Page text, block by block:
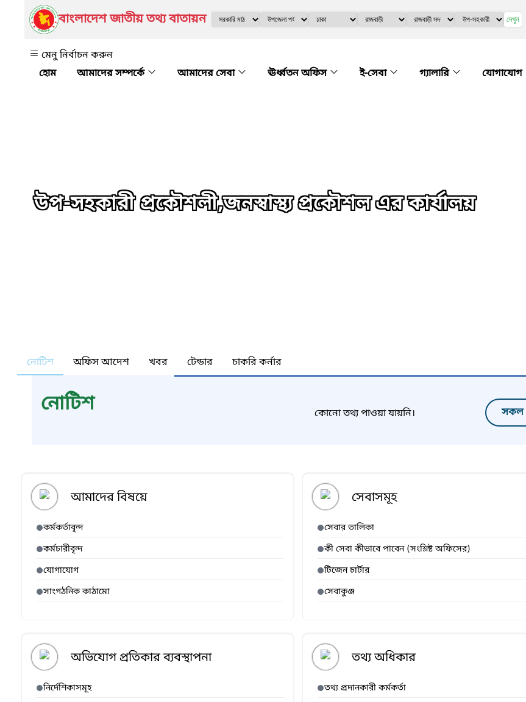
বাংলাদেশ জাতীয় তথ্য বাতায়ন দেখুন
মেনু নির্বাচন করুন
আমাদের সম্পর্কে
আমাদের সেবা ঊর্ধ্বতন অফিস ই-সেবা গ্যালারি যোগাযোগ
উপ-সহকারী প্রকৌশলী,জনস্বাস্থ্য প্রকৌশল এর কার্যালয়
নোটিশ অফিস আদেশ খবর টেন্ডার চাকরি কর্নার
নোটিশ সকল
কোনো তথ্য পাওয়া যায়নি।
আমাদের বিষয়ে
কর্মকর্তাবৃন্দ
কর্মচারীবৃন্দ
যোগাযোগ
সাংগঠনিক কাঠামো
সেবাসমূহ
সেবার তালিকা
কী সেবা কীভাবে পাবেন (সংশ্লিষ্ট অফিসের)
টিজেন চার্টার
সেবাকুঞ্জ
অভিযোগ প্রতিকার ব্যবস্থাপনা
নির্দেশিকাসমূহ
তথ্য অধিকার
তথ্য প্রদানকারী কর্মকর্তা